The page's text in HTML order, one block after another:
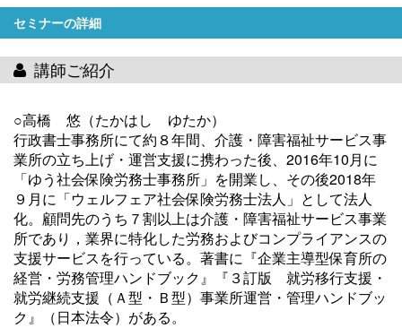
セミナーの詳細
講師ご紹介
○高橋 悠（たかはし ゆたか）
行政書士事務所にて約８年間、介護・障害福祉サービス事
業所の立ち上げ・運営支援に携わった後、2016年10月に
「ゆう社会保険労務士事務所」を開業し、その後2018年
９月に「ウェルフェア社会保険労務士法人」として法人
化。顧問先のうち７割以上は介護・障害福祉サービス事業
所であり，業界に特化した労務およびコンプライアンスの
支援サービスを行っている。著書に『企業主導型保育所の
経営・労務管理ハンドブック』『３訂版 就労移行支援・
就労継続支援（Ａ型・Ｂ型）事業所運営・管理ハンドブッ
ク』（日本法令）がある。